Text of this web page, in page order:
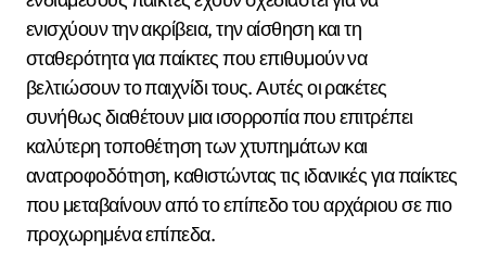
ενισχύουν την ακρίβεια, την αίσθηση και τη
σταθερότητα για παίκτες που επιθυμούν να
βελτιώσουν το παιχνίδι τους. Αυτές οι ρακέτες
συνήθως διαθέτουν μια ισορροπία που επιτρέπει
καλύτερη τοποθέτηση των χτυπημάτων και
ανατροφοδότηση, καθιστώντας τις ιδανικές για παίκτες
που μεταβαίνουν από το επίπεδο του αρχάριου σε πιο
προχωρημένα επίπεδα.